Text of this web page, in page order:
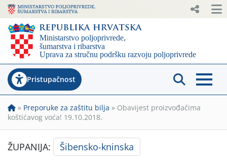
Pristupačnost
» Preporuke za zaštitu bilja » Obavijest proizvođačima
koštićavog voća! 19.10.2018.
ŽUPANIJA: Šibensko-kninska